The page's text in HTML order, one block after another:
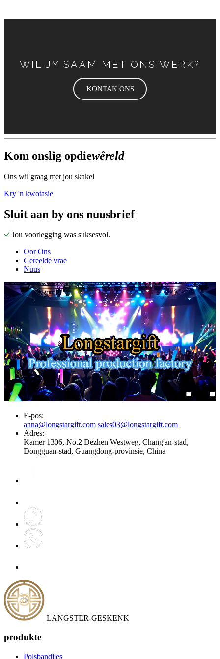
WIL JY SAAM MET ONS WERK?
KONTAK ONS
Kom onslig opdiewêreld
Ons wil graag met jou skakel
Kry 'n kwotasie
Sluit aan by ons nuusbrief
Jou voorlegging was suksesvol.
Oor Ons
Gereelde vrae
Nuus
E-pos:
anna@longstargift.com sales03@longstargift.com
Adres:
Kamer 1306, No.2 Dezhen Westweg, Chang'an-stad,
Dongguan-stad, Guangdong-provinsie, China
LANGSTER-GESKENK
produkte
Polsbandjies